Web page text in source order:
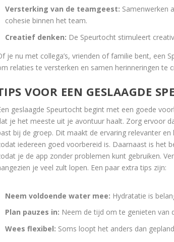
Versterking van de teamgeest: Samenwerken
cohesie binnen het team.
Creatief denken: De Speurtocht stimuleert
je nu met collega’s, vrienden of familie bent, een
relaties te versterken en samen herinneringen te
VOOR EEN GESLAAGDE
geslaagde Speurtocht begint met een goede
je het meeste uit je avontuur haalt. Zorg ervoor
bij de groep. Dit maakt de ervaring relevanter
iedereen goed voorbereid is. Daarnaast is het
je de app zonder problemen kunt gebruiken.
je veel zult lopen. Een paar extra tips zijn:
Neem voldoende water mee: Hydratatie is
Plan pauzes in: Neem de tijd om te genieten van
Wees flexibel: Soms loopt het anders dan